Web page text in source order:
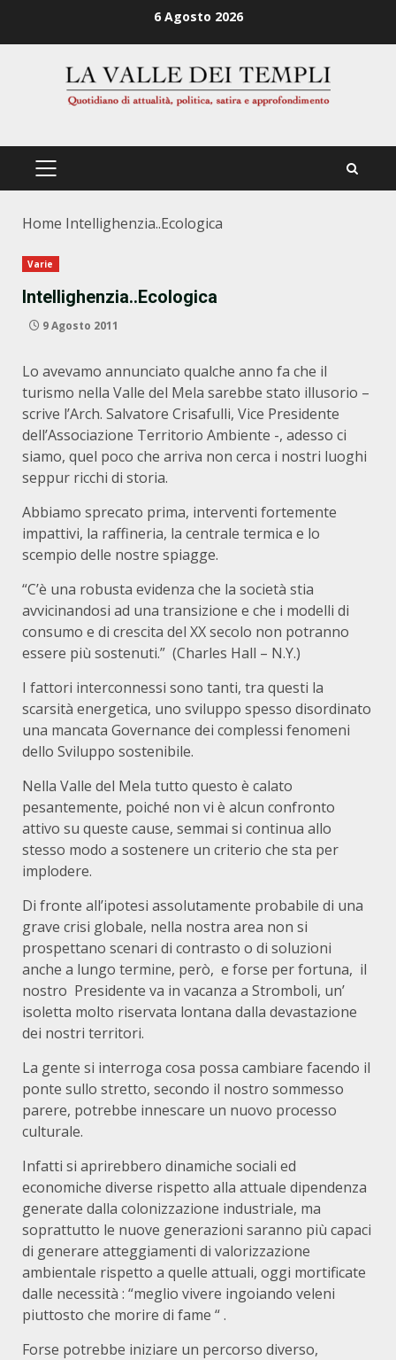
6 Agosto 2026
PRIMÄRES
Home Intellighenzia..Ecologica
Varie
Intellighenzia..Ecologica
9 Agosto 2011
Lo avevamo annunciato qualche anno fa che il
turismo nella Valle del Mela sarebbe stato illusorio –
scrive l’Arch. Salvatore Crisafulli, Vice Presidente
dell’Associazione Territorio Ambiente -, adesso ci
siamo, quel poco che arriva non cerca i nostri luoghi
seppur ricchi di storia.
Abbiamo sprecato prima, interventi fortemente
impattivi, la raffineria, la centrale termica e lo
scempio delle nostre spiagge.
“C’è una robusta evidenza che la società stia
avvicinandosi ad una transizione e che i modelli di
consumo e di crescita del XX secolo non potranno
essere più sostenuti.” (Charles Hall – N.Y.)
I fattori interconnessi sono tanti, tra questi la
scarsità energetica, uno sviluppo spesso disordinato
una mancata Governance dei complessi fenomeni
dello Sviluppo sostenibile.
Nella Valle del Mela tutto questo è calato
pesantemente, poiché non vi è alcun confronto
attivo su queste cause, semmai si continua allo
stesso modo a sostenere un criterio che sta per
implodere.
Di fronte all’ipotesi assolutamente probabile di una
grave crisi globale, nella nostra area non si
prospettano scenari di contrasto o di soluzioni
anche a lungo termine, però, e forse per fortuna, il
nostro Presidente va in vacanza a Stromboli, un’
isoletta molto riservata lontana dalla devastazione
dei nostri territori.
La gente si interroga cosa possa cambiare facendo il
ponte sullo stretto, secondo il nostro sommesso
parere, potrebbe innescare un nuovo processo
culturale.
Infatti si aprirebbero dinamiche sociali ed
economiche diverse rispetto alla attuale dipendenza
generate dalla colonizzazione industriale, ma
soprattutto le nuove generazioni saranno più capaci
di generare atteggiamenti di valorizzazione
ambientale rispetto a quelle attuali, oggi mortificate
dalle necessità : “meglio vivere ingoiando veleni
piuttosto che morire di fame “ .
Forse potrebbe iniziare un percorso diverso,